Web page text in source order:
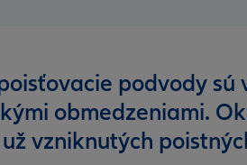
podvody
obmedzeniami.
vzniknutých